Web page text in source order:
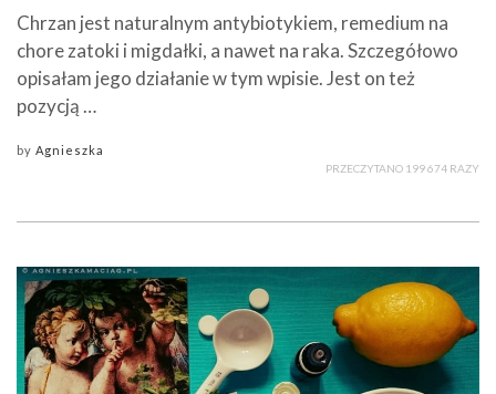
Chrzan jest naturalnym antybiotykiem, remedium na
chore zatoki i migdałki, a nawet na raka. Szczegółowo
opisałam jego działanie w tym wpisie. Jest on też
pozycją …
by Agnieszka
PRZECZYTANO 199 674 RAZY